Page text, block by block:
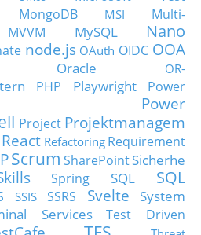
MongoDB MSI
Multi-
MVVM MySQL
Nano
node.js OAuth OIDC OOA
Oracle
OR-
PHP Playwright
Power
Power
Project Projektmanagem
React Refactoring Requirement
Scrum SharePointSicherhe
Spring SQL
SQL
SSIS SSRS Svelte
System
Services
Test Driven